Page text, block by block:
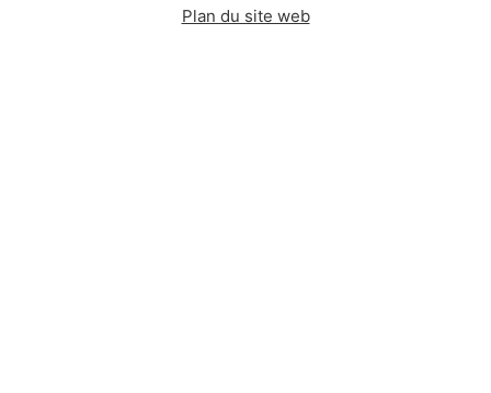
Plan du site web